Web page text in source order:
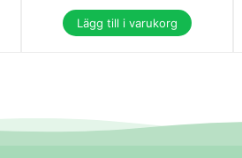
Lägg till i varukorg